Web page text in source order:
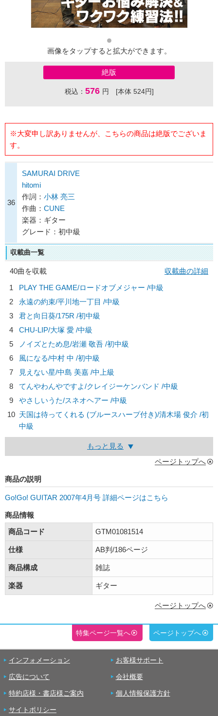
画像をタップすると拡大ができます。
絶版
税込： 576 円 [本体 524円]
※大変申し訳ありませんが、こちらの商品は絶版でございま
す。
36
SAMURAI DRIVE
hitomi
作詞： 小林 亮三
作曲： CUNE
楽器：ギター
グレード：初中級
収載曲一覧
40曲を収載
収載曲の詳細
1
PLAY THE GAME/ロードオブメジャー /中級
2
永遠の約束/平川地一丁目 /中級
3
君と向日葵/175R /初中級
4
CHU-LIP/大塚 愛 /中級
5
ノイズとため息/岩瀬 敬吾 /初中級
6
風になる/中村 中 /初中級
7
見えない星/中島 美嘉 /中上級
8
てんやわんやですよ/クレイジーケンバンド /中級
9
やさしいうた/スネオヘアー /中級
10 天国は待ってくれる (ブルースハープ付き)/清木場 俊介 /初
中級
もっと見る
ページトップへ
商品の説明
Go!Go! GUITAR 2007年4月号 詳細ページはこちら
商品情報
商品コード
GTM01081514
仕様 AB判/186ページ
商品構成 雑誌
楽器 ギター
ページトップへ
特集ページ一覧へ ページトップへ
インフォメーション お客様サポート
広告について 会社概要
特約店様・書店様ご案内 個人情報保護方針
サイトポリシー